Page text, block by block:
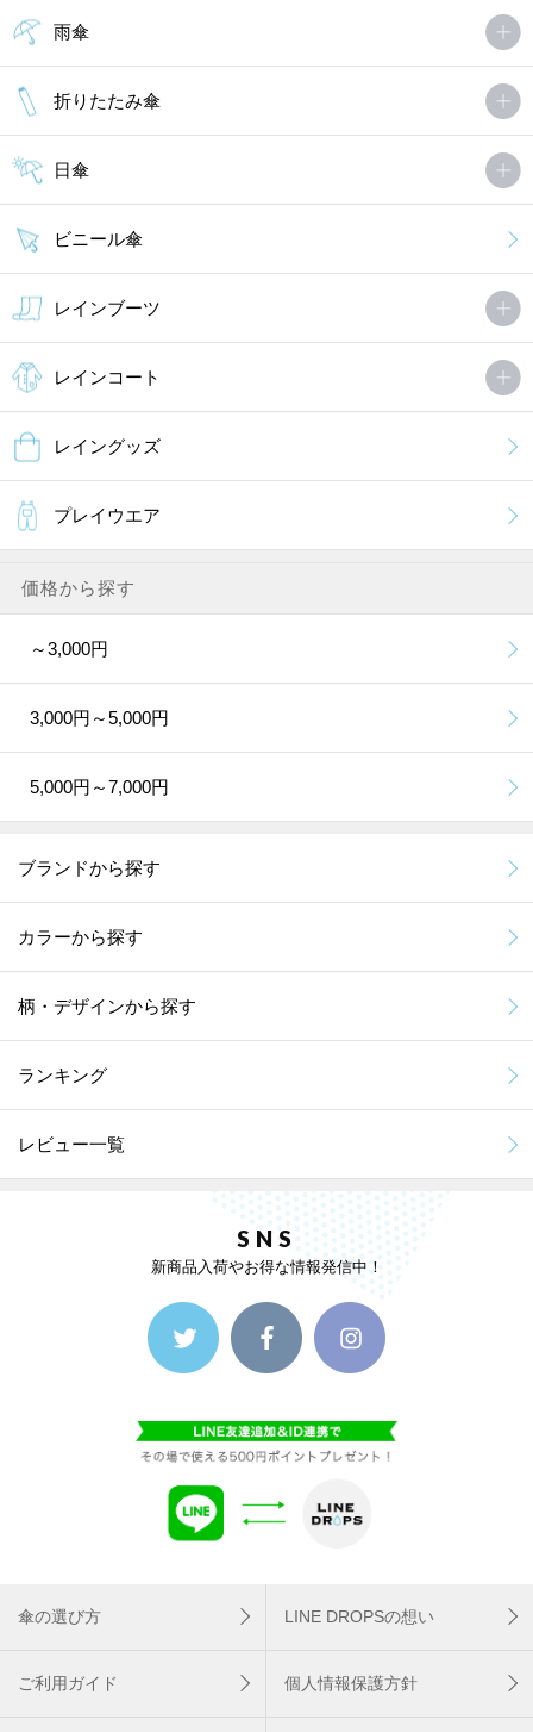
雨傘
折りたたみ傘
日傘
ビニール傘
レインブーツ
レインコート
レイングッズ
プレイウエア
価格から探す
～3,000円
3,000円～5,000円
5,000円～7,000円
ブランドから探す
カラーから探す
柄・デザインから探す
ランキング
レビュー一覧
SNS
新商品入荷やお得な情報発信中！
傘の選び方 LINE DROPSの想い
ご利用ガイド 個人情報保護方針